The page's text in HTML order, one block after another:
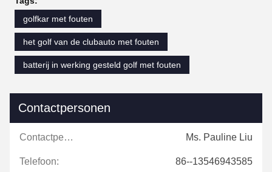
golfkar met fouten
het golf van de clubauto met fouten
batterij in werking gesteld golf met fouten
Contactpersonen
Contactpersonen: Ms. Pauline Liu
Telefoon: 86--13546943585